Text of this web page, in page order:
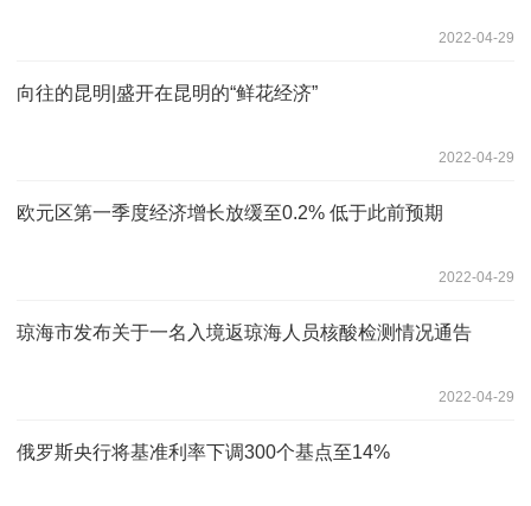
2022-04-29
向往的昆明|盛开在昆明的“鲜花经济”
2022-04-29
欧元区第一季度经济增长放缓至0.2% 低于此前预期
2022-04-29
琼海市发布关于一名入境返琼海人员核酸检测情况通告
2022-04-29
俄罗斯央行将基准利率下调300个基点至14%